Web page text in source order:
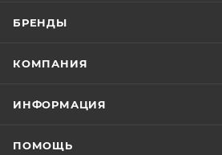
БРЕНДЫ
КОМПАНИЯ
ИНФОРМАЦИЯ
ПОМОЩЬ